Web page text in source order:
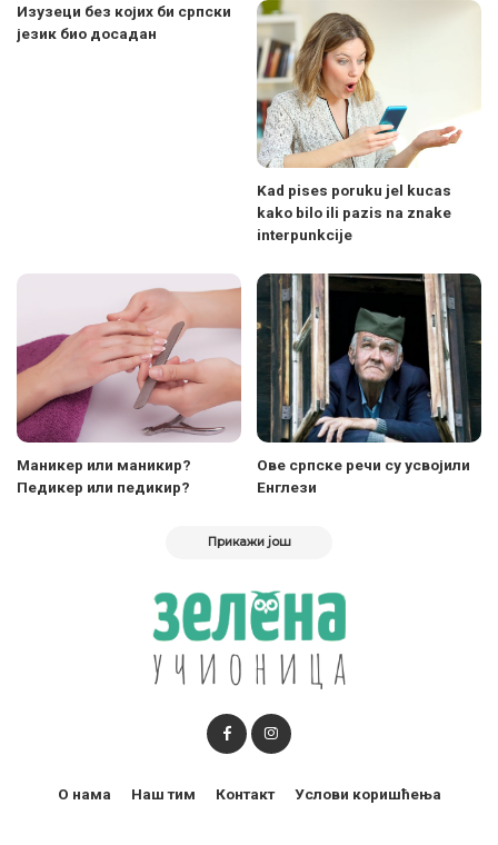
Изузеци без којих би српски
језик био досадан
Kad pises poruku jel kucas
kako bilo ili pazis na znake
interpunkcije
Маникер или маникир?
Педикер или педикир?
Ове српске речи су усвојили
Енглези
Прикажи још
О нама Наш тим Контакт Услови коришћења